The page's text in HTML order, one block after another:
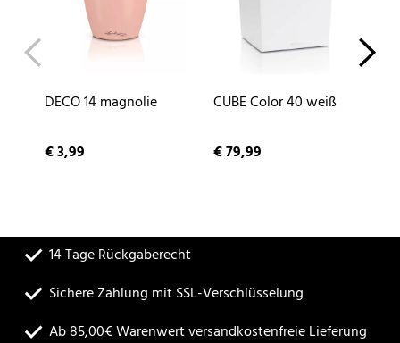
DECO 14 magnolie
€ 3,99
CUBE Color 40 weiß
€ 79,99
14 Tage Rückgaberecht
Sichere Zahlung mit SSL-Verschlüsselung
Ab 85,00€ Warenwert versandkostenfreie Lieferung